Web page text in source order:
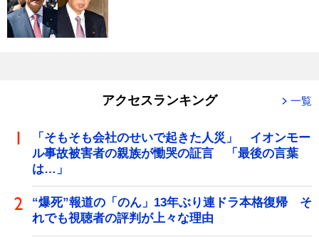
アクセスランキング 一覧
「そもそも会社のせいで起きた人災」 イオンモー
ル事故被害者の親族が慟哭の証言 「最後の言葉
は…」
“爆死”報道の「のん」13年ぶり連ドラ本格復帰 そ
れでも視聴者の評判が上々な理由